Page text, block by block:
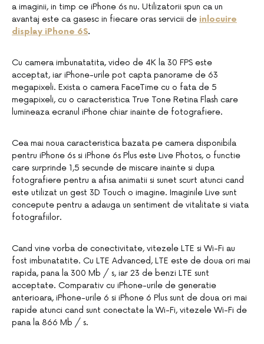
a imaginii, in timp ce iPhone 6s nu. Utilizatorii spun ca un
avantaj este ca gasesc in fiecare oras servicii de inlocuire
display iPhone 6S.
Cu camera imbunatatita, video de 4K la 30 FPS este
acceptat, iar iPhone-urile pot capta panorame de 63
megapixeli. Exista o camera FaceTime cu o fata de 5
megapixeli, cu o caracteristica True Tone Retina Flash care
lumineaza ecranul iPhone chiar inainte de fotografiere.
Cea mai noua caracteristica bazata pe camera disponibila
pentru iPhone 6s si iPhone 6s Plus este Live Photos, o functie
care surprinde 1,5 secunde de miscare inainte si dupa
fotografiere pentru a afisa animatii si sunet scurt atunci cand
este utilizat un gest 3D Touch o imagine. Imaginile Live sunt
concepute pentru a adauga un sentiment de vitalitate si viata
fotografiilor.
Cand vine vorba de conectivitate, vitezele LTE si Wi-Fi au
fost imbunatatite. Cu LTE Advanced, LTE este de doua ori mai
rapida, pana la 300 Mb / s, iar 23 de benzi LTE sunt
acceptate. Comparativ cu iPhone-urile de generatie
anterioara, iPhone-urile 6 si iPhone 6 Plus sunt de doua ori mai
rapide atunci cand sunt conectate la Wi-Fi, vitezele Wi-Fi de
pana la 866 Mb / s.